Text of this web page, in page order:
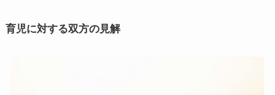
育児に対する双方の見解